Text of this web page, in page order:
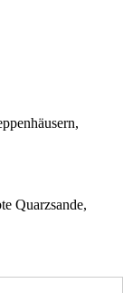
Quarzsande,